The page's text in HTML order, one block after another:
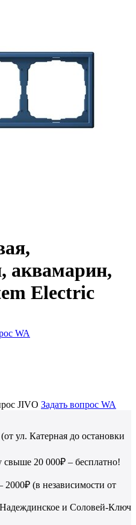
аквамарин,
Electric
WA
JIVO Задать вопрос WA
ул. Катерная до остановки
20 000₽ – бесплатно!
(в независимости от
и Соловей-Ключ